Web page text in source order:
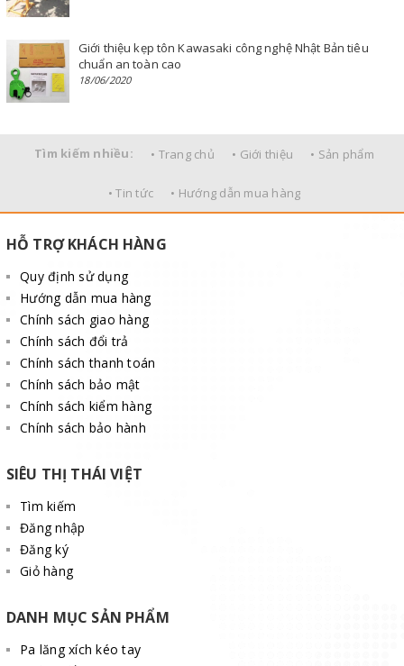
Giới thiệu kẹp tôn Kawasaki công nghệ Nhật Bản tiêu
chuẩn an toàn cao
18/06/2020
Tìm kiếm nhiều: • Trang chủ • Giới thiệu • Sản phẩm
• Tin tức • Hướng dẫn mua hàng
HỖ TRỢ KHÁCH HÀNG
Quy định sử dụng
Hướng dẫn mua hàng
Chính sách giao hàng
Chính sách đổi trả
Chính sách thanh toán
Chính sách bảo mật
Chính sách kiểm hàng
Chính sách bảo hành
SIÊU THỊ THÁI VIỆT
Tìm kiếm
Đăng nhập
Đăng ký
Giỏ hàng
DANH MỤC SẢN PHẨM
Pa lăng xích kéo tay